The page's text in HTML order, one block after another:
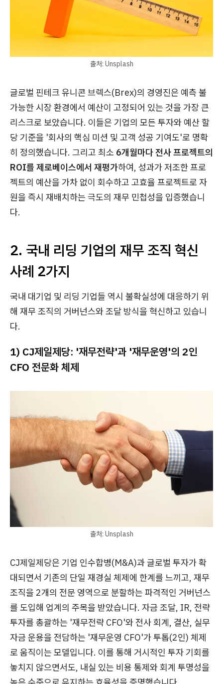
출처: Unsplash
글로벌 핀테크 유니콘 브렉스(Brex)의 경영진은 예측 불
가능한 시장 환경에서 예산이 고정되어 있는 것을 가장 큰
리스크로 보았습니다. 이들은 기업의 모든 투자와 예산 할
당 기준을 '회사의 핵심 미션 및 고객 성공 기여도'로 명확
히 정의했습니다. 그리고 최소 6개월마다 전사 프로젝트의
ROI를 제로베이스에서 재평가하여, 성과가 저조한 프로
젝트의 예산을 가차 없이 회수하고 고효율 프로젝트로 자
원을 즉시 재배치하는 극도의 재무 민첩성을 입증했습니
다.
2. 국내 리딩 기업의 재무 조직 혁신
사례 2가지
국내 대기업 및 리딩 기업들 역시 불확실성에 대응하기 위
해 재무 조직의 거버넌스와 조달 방식을 혁신하고 있습니
다.
1) CJ제일제당: '재무전략'과 '재무운영'의 2인
CFO 전문화 체제
출처: Unsplash
CJ제일제당은 기업 인수합병(M&A)과 글로벌 투자가 확
대되면서 기존의 단일 재경실 체제에 한계를 느끼고, 재무
조직을 2개의 전문 영역으로 분할하는 파격적인 거버넌스
를 도입해 업계의 주목을 받았습니다. 자금 조달, IR, 전략
투자를 총괄하는 '재무전략 CFO'와 전사 회계, 결산, 실무
자금 운용을 전담하는 '재무운영 CFO'가 투톱(2인) 체제
로 움직이는 모델입니다. 이를 통해 거시적인 투자 기회를
놓치지 않으면서도, 내실 있는 비용 통제와 회계 투명성을